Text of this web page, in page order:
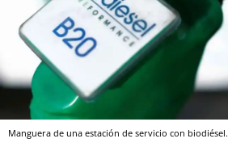
Manguera de una estación de servicio con biodiésel.